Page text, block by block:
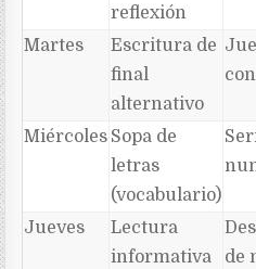
reflexión
Martes
Escritura de
final
alternativo
Miércoles Sopa de
letras
(vocabulario)
Jueves
Lectura
informativa
de